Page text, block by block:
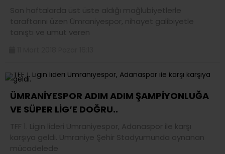
Son haftalarda üst üste aldığı mağlubiyetlerle
taraftarını üzen Ümraniyespor, nihayet galibiyetle
tanıştı ve umut veren
ÜMRANİYESPOR ADIM ADIM ŞAMPİYONLUĞA
VE SÜPER LİG’E DOĞRU..
TFF 1. Ligin lideri Ümraniyespor, Adanaspor ile karşı
karşıya geldi. Ümraniye Şehir Stadyumunda oynanan
mücadelede